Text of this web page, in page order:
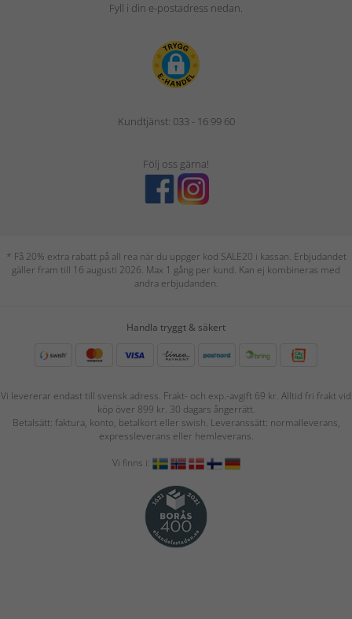
Fyll i din e-postadress nedan.
Kundtjänst: 033 - 16 99 60
Följ oss gärna!
* Få 20% extra rabatt på all rea när du uppger kod SALE20 i kassan. Erbjudandet
gäller fram till 16 augusti 2026. Max 1 gång per kund. Kan ej kombineras med
andra erbjudanden.
Handla tryggt & säkert
Vi levererar endast till svensk adress. Frakt- och exp.-avgift 69 kr. Alltid fri frakt vid
köp över 899 kr. 30 dagars ångerrätt.
Betalsätt: faktura, konto, betalkort eller swish. Leveranssätt: normalleverans,
expressleverans eller hemleverans.
Vi finns i: